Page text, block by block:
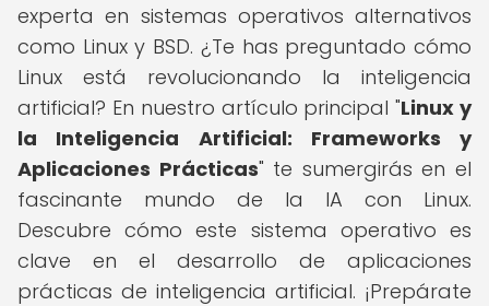
experta en sistemas operativos alternativos
como Linux y BSD. ¿Te has preguntado cómo
Linux está revolucionando la inteligencia
artificial? En nuestro artículo principal "Linux y
la Inteligencia Artificial: Frameworks y
Aplicaciones Prácticas" te sumergirás en el
fascinante mundo de la IA con Linux.
Descubre cómo este sistema operativo es
clave en el desarrollo de aplicaciones
prácticas de inteligencia artificial. ¡Prepárate